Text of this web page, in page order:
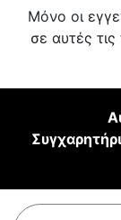
Μόνο οι
σε αυτές